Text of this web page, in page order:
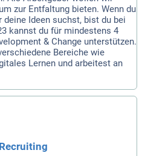
zur Entfaltung bieten. Wenn du
Ideen suchst, bist du bei
kannst du für mindestens 4
& Change unterstützen.
Bereiche wie
Lernen und arbeitest an